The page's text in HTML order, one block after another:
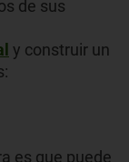
de sus
y construir un
es que puede